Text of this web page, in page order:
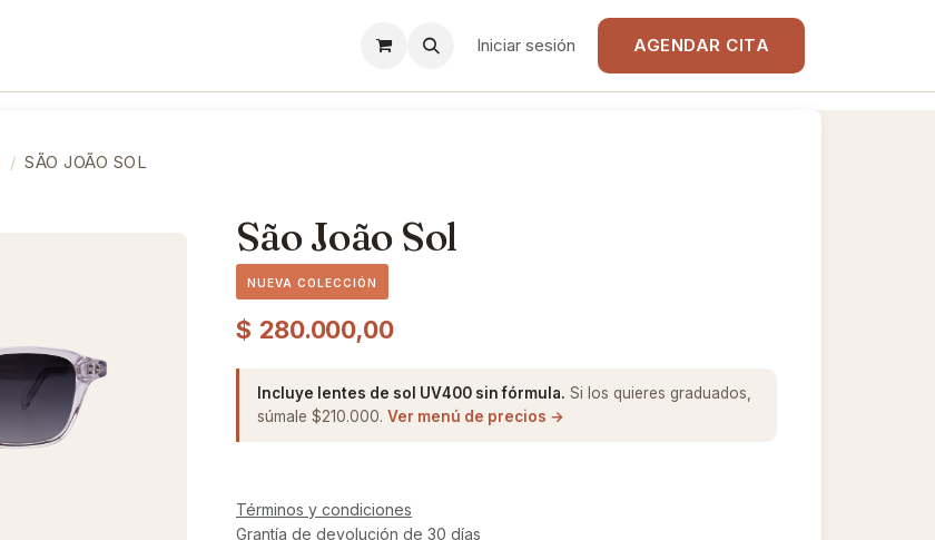
Iniciar sesión AGENDAR CITA
SÃO JOÃO SOL
São João Sol
NUEVA COLECCIÓN
$ 280.000,00
Incluye lentes de sol UV400 sin fórmula. Si los quieres graduados,
súmale $210.000. Ver menú de precios →
Términos y condiciones
Grantía de devolución de 30 días